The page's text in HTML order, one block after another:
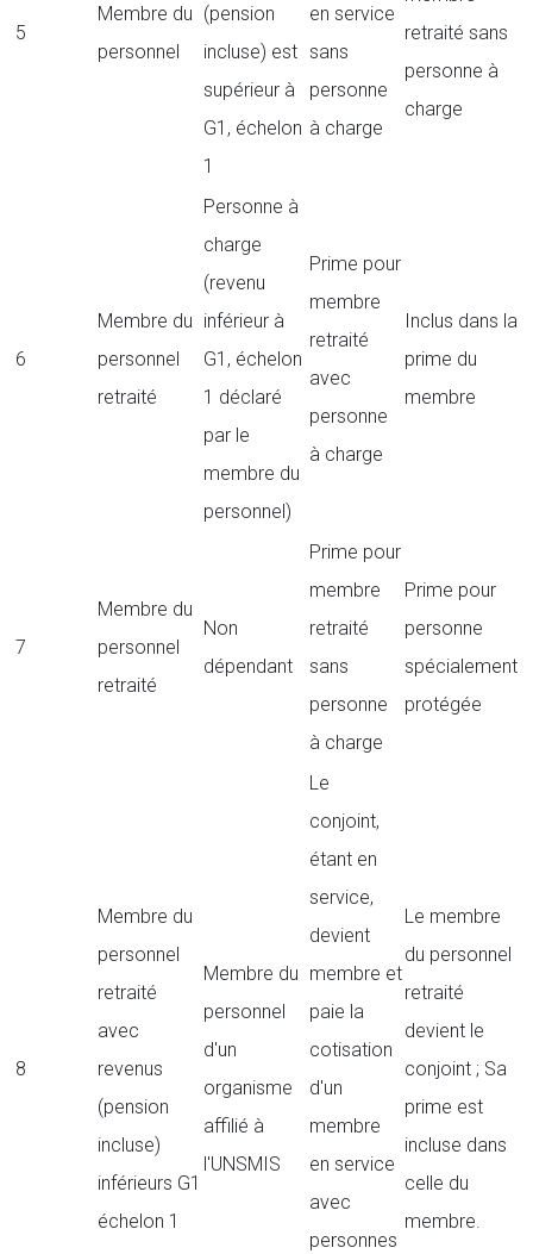
5
Membre du
personnel
(pension
incluse) est
supérieur à
G1, échelon
1
en service
sans
personne
à charge
retraité sans
personne à
charge
6
Membre du
personnel
retraité
Personne à
charge
(revenu
inférieur à
G1, échelon
1 déclaré
par le
membre du
personnel)
Prime pour
membre
retraité
avec
personne
à charge
Inclus dans la
prime du
membre
7
Membre du
personnel
retraité
Non
dépendant
Prime pour
membre
retraité
sans
personne
à charge
Prime pour
personne
spécialement
protégée
8
Membre du
personnel
retraité
avec
revenus
(pension
incluse)
inférieurs G1
échelon 1
Membre du
personnel
d'un
organisme
affilié à
l'UNSMIS
Le
conjoint,
étant en
service,
devient
membre et
paie la
cotisation
d'un
membre
en service
avec
personnes
Le membre
du personnel
retraité
devient le
conjoint ; Sa
prime est
incluse dans
celle du
membre.